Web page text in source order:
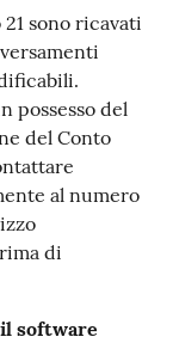
sono ricavati
possesso del
del Conto
al numero
di
software